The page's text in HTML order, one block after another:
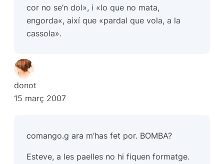
cor no se’n dol», i «lo que no mata,
engorda«, així que «pardal que vola, a la
cassola».
donot
15 març 2007
comango.g ara m’has fet por. BOMBA?
Esteve, a les paelles no hi fiquen formatge.